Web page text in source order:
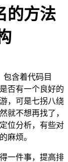
的方法
包含着代码目
否有一个良好的
，可是七拐八绕
就不想再找了，
位分析，有些对
麻烦。
一件事，提高排